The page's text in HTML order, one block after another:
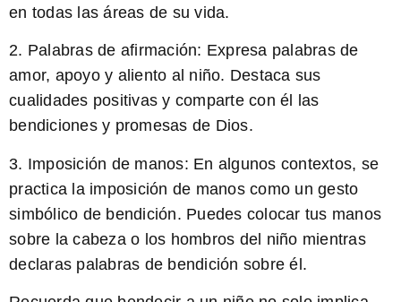
en todas las áreas de su vida.
2. Palabras de afirmación: Expresa palabras de
amor, apoyo y aliento al niño. Destaca sus
cualidades positivas y comparte con él las
bendiciones y promesas de Dios.
3. Imposición de manos: En algunos contextos, se
practica la imposición de manos como un gesto
simbólico de bendición. Puedes colocar tus manos
sobre la cabeza o los hombros del niño mientras
declaras palabras de bendición sobre él.